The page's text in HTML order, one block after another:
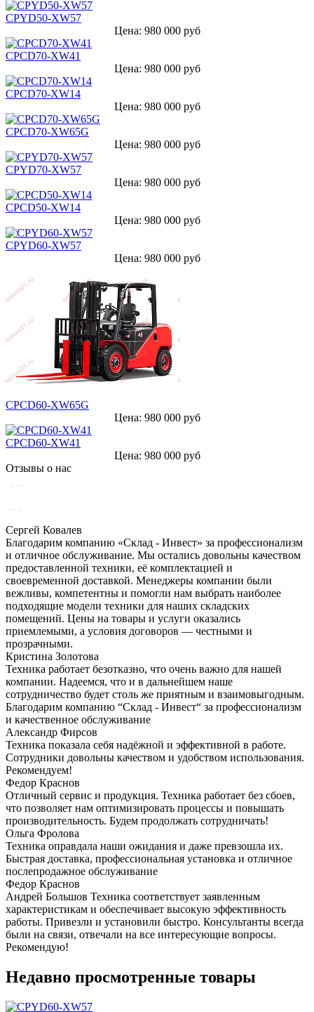
CPYD50-XW57
Цена: 980 000 руб
CPCD70-XW41
Цена: 980 000 руб
CPCD70-XW14
Цена: 980 000 руб
CPCD70-XW65G
Цена: 980 000 руб
CPYD70-XW57
Цена: 980 000 руб
CPCD50-XW14
Цена: 980 000 руб
CPYD60-XW57
Цена: 980 000 руб
CPCD60-XW65G
Цена: 980 000 руб
CPCD60-XW41
Цена: 980 000 руб
Отзывы о нас
Сергей Ковалев
Благодарим компанию «Склад - Инвест» за профессионализм
и отличное обслуживание. Мы остались довольны качеством
предоставленной техники, её комплектацией и
своевременной доставкой. Менеджеры компании были
вежливы, компетентны и помогли нам выбрать наиболее
подходящие модели техники для наших складских
помещений. Цены на товары и услуги оказались
приемлемыми, а условия договоров — честными и
прозрачными.
Кристина Золотова
Техника работает безотказно, что очень важно для нашей
компании. Надеемся, что и в дальнейшем наше
сотрудничество будет столь же приятным и взаимовыгодным.
Благодарим компанию “Склад - Инвест“ за профессионализм
и качественное обслуживание
Александр Фирсов
Техника показала себя надёжной и эффективной в работе.
Сотрудники довольны качеством и удобством использования.
Рекомендуем!
Федор Краснов
Отличный сервис и продукция. Техника работает без сбоев,
что позволяет нам оптимизировать процессы и повышать
производительность. Будем продолжать сотрудничать!
Ольга Фролова
Техника оправдала наши ожидания и даже превзошла их.
Быстрая доставка, профессиональная установка и отличное
послепродажное обслуживание
Федор Краснов
Андрей Большов Техника соответствует заявленным
характеристикам и обеспечивает высокую эффективность
работы. Привезли и установили быстро. Консультанты всегда
были на связи, отвечали на все интересующие вопросы.
Рекомендую!
Недавно просмотренные товары